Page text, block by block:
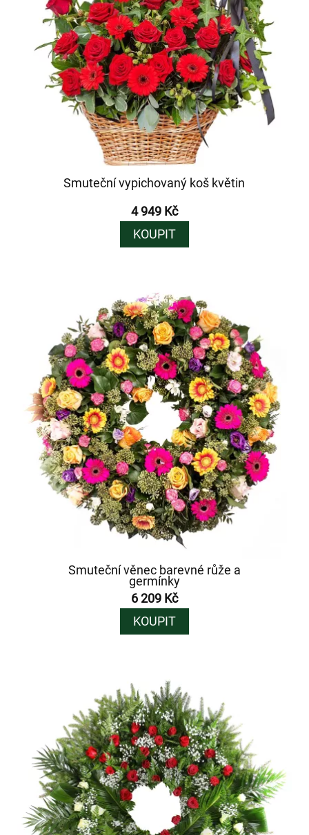
Smuteční vypichovaný koš květin
4 949 Kč
KOUPIT
Smuteční věnec barevné růže a
germínky
6 209 Kč
KOUPIT